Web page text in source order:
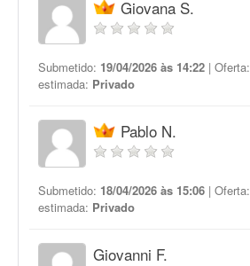
Giovana S.
Submetido: 19/04/2026 às 14:22 | Oferta:
estimada: Privado
Pablo N.
Submetido: 18/04/2026 às 15:06 | Oferta:
estimada: Privado
Giovanni F.